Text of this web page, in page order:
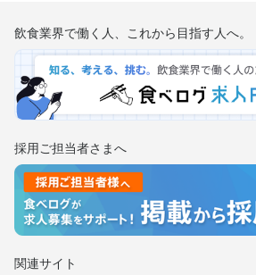
飲食業界で働く人、これから目指す人へ。
採用ご担当者さまへ
関連サイト